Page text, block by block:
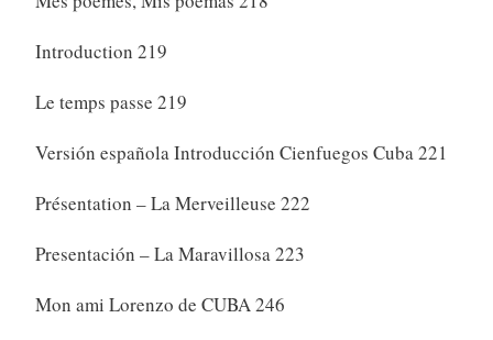
Introduction 219
Le temps passe 219
Versión española Introducción Cienfuegos Cuba 221
Présentation – La Merveilleuse 222
Presentación – La Maravillosa 223
Mon ami Lorenzo de CUBA 246